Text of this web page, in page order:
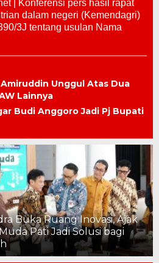
| Konferensi pers hasil rapat
dalam negeri (Kemendagri)
3J tentang usulan Nama
Unggul Atas Dua
Lainnya
Budi Anggoro Jadi Pj Bupati
Buka Ruang Inovasi, Ajak
Pati Jadi Solusi bagi